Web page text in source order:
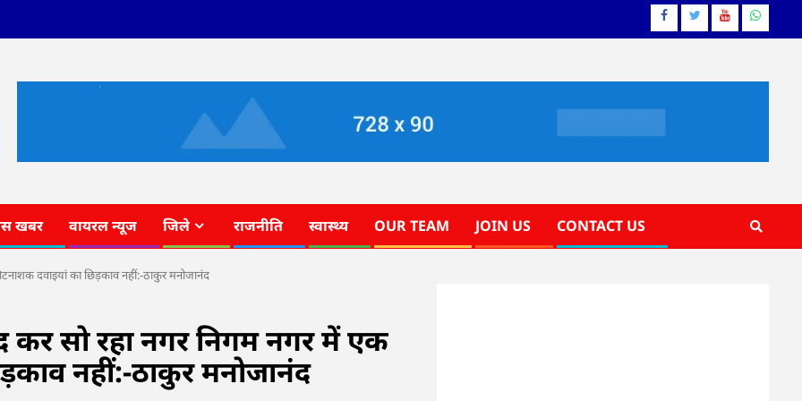
Facebook
TwitterYouTube
खबर वायरल न्यूज जिले राजनीति स्वास्थ्य OUR TEAM JOIN US CONTACT US
दवाइयां का छिड़काव नहीं:-ठाकुर मनोजानंद
सो रहा नगर निगम नगर में एक
नहीं:-ठाकुर मनोजानंद